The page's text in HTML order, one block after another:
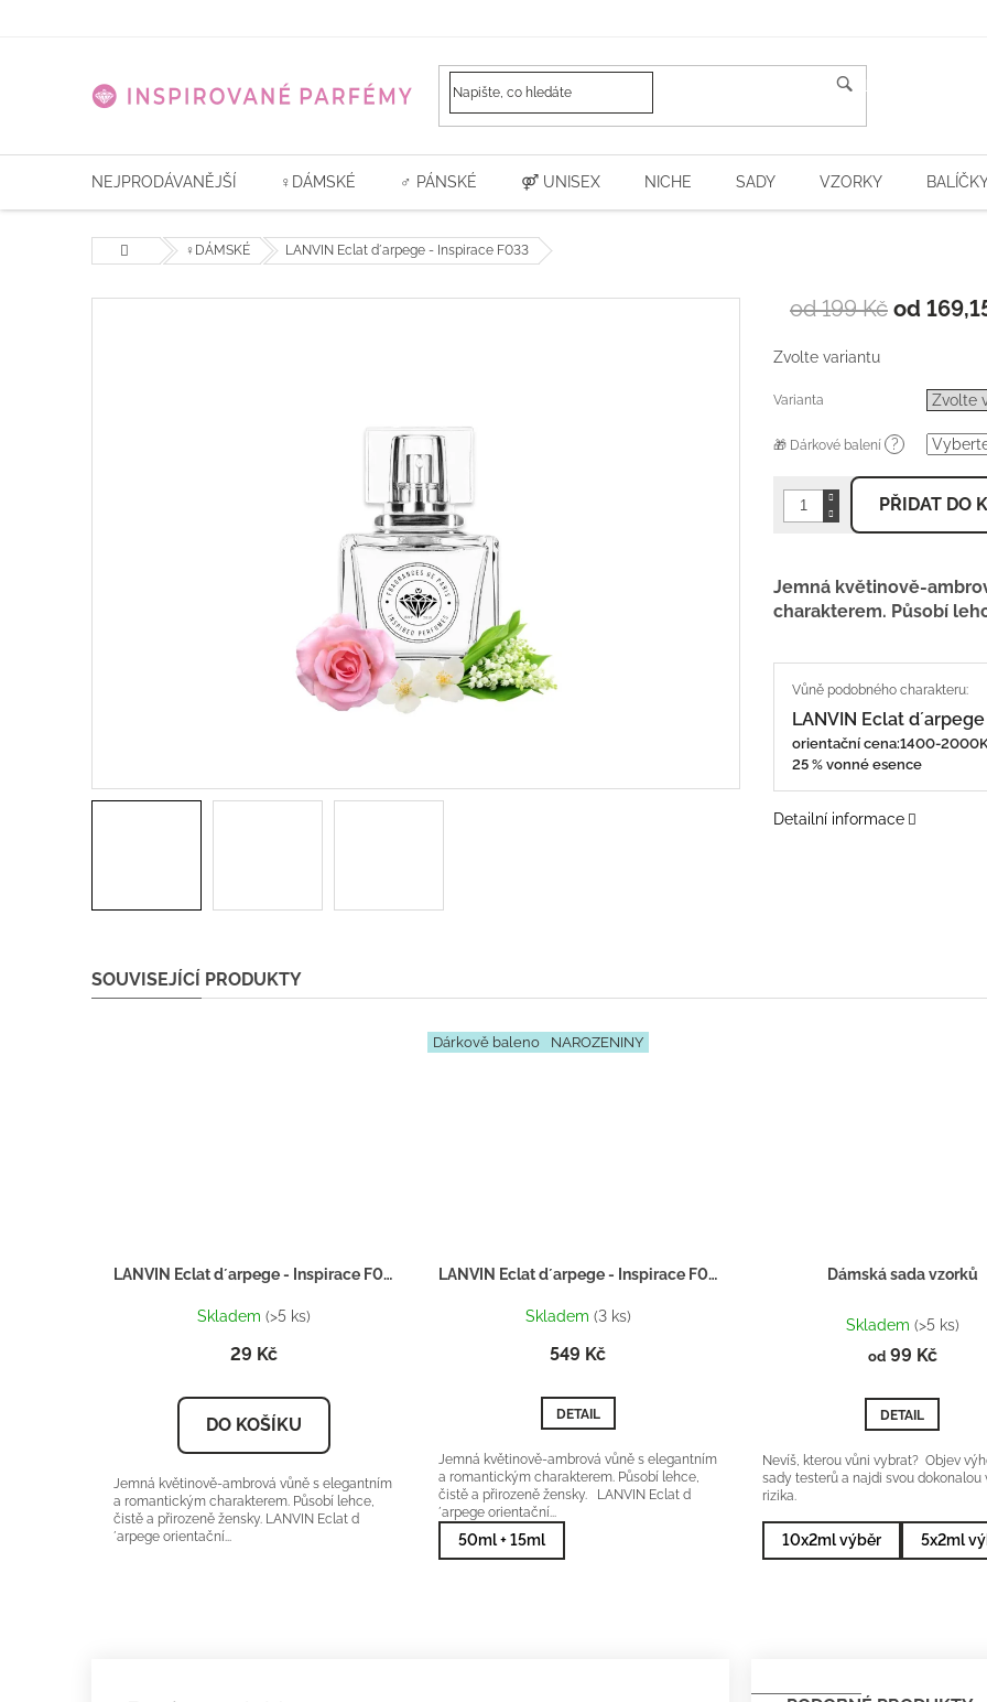
HLEDAT
NEJPRODÁVANĚJŠÍ ♀️DÁMSKÉ ♂ PÁNSKÉ ⚤ UNISEX NICHE SADY VZORKY
Domů ♀️DÁMSKÉ LANVIN Eclat d´arpege - Inspirace F033
od 199 Kč od
Zvolte variantu
Varianta
🎁 Dárkové balení ?
PŘIDAT DO
Jemná květinově-
charakterem. Působí
LANVIN Eclat d´arpege
orientační cena:1400-
25 % vonné esence
Detailní informace
SOUVISEJÍCÍ PRODUKTY
LANVIN Eclat d´arpege - Inspirace F033 - tester 2ml
Skladem (>5 ks)
29 Kč
DO KOŠÍKU
Jemná květinově-ambrová vůně s elegantním
a romantickým charakterem. Působí lehce,
čistě a přirozeně žensky. LANVIN Eclat d
´arpege orientační...
Dárkově baleno NAROZENINY
LANVIN Eclat d´arpege - Inspirace F033 - Dárkový balíček
Skladem (3 ks)
549 Kč
DETAIL
Jemná květinově-ambrová vůně s elegantním
a romantickým charakterem. Působí lehce,
čistě a přirozeně žensky. LANVIN Eclat d
´arpege orientační...
50ml + 15ml
Dámská sada vzorků
hodnocení
je
z
5
Skladem (>5 ks)
od99 Kč
DETAIL
Nevíš, kterou vůni vybrat? Objev
sady testerů a najdi svou dokonalou
rizika.
10x2ml výběr 5x2ml